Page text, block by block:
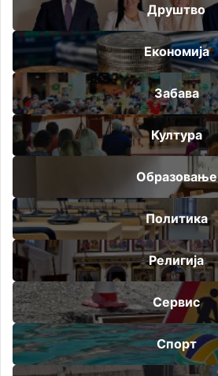
Друштво
Економија
Забава
Култура
Образовање
Политика
Религија
Сервис
Спорт